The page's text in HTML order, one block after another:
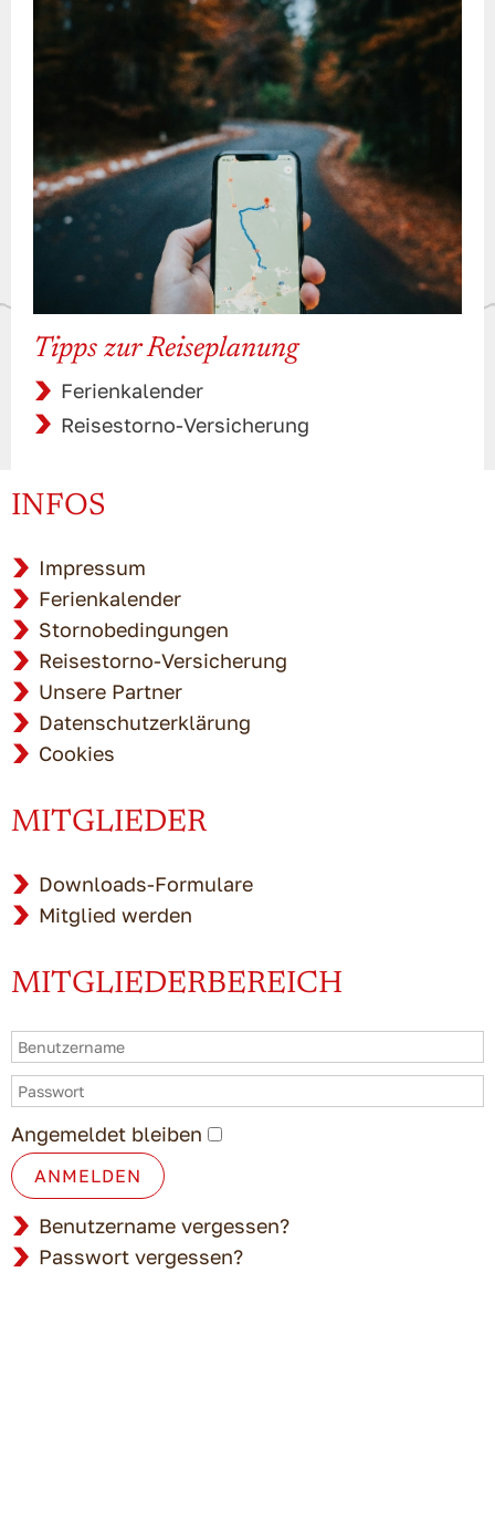
Tipps zur Reiseplanung
Ferienkalender
Reisestorno-Versicherung
INFOS
Impressum
Ferienkalender
Stornobedingungen
Reisestorno-Versicherung
Unsere Partner
Datenschutzerklärung
Cookies
MITGLIEDER
Downloads-Formulare
Mitglied werden
MITGLIEDERBEREICH
Angemeldet bleiben
ANMELDEN
Benutzername vergessen?
Passwort vergessen?